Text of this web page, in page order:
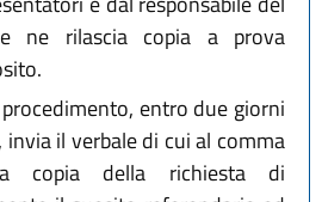
ne rilascia copia a prova
entro due giorni
il verbale di cui al comma
copia della richiesta di